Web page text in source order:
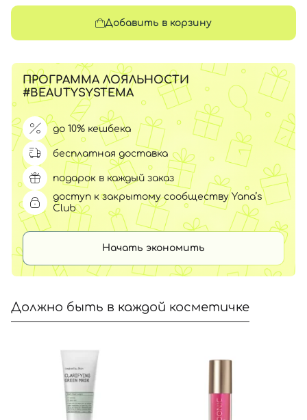
Добавить в корзину
ПРОГРАММА ЛОЯЛЬНОСТИ
#BEAUTYSYSTEMA
до 10% кешбека
бесплатная доставка
подарок в каждый заказ
доступ к закрытому сообществу Yana’s
Club
Начать экономить
Должно быть в каждой косметичке